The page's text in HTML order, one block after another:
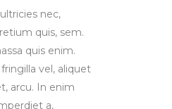
nec,
quis, sem.
quis enim.
vel, aliquet
arcu. In enim
a,